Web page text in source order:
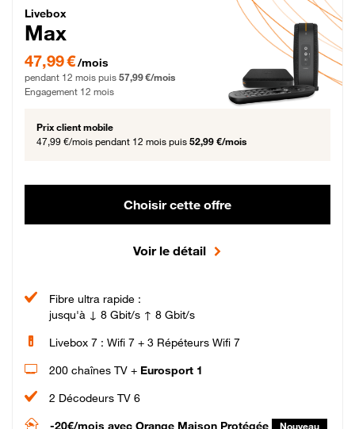
Livebox Max Fibre
Livebox
Max
47,99 € par mois pendant 12 mois puis 57,99 € par mois, Engagement 12 mois
47,99 €/mois
pendant 12 mois puis 57,99 €/mois
Engagement 12 mois
Prix client mobile
47,99 €/mois pendant 12 mois puis 52,99 €/mois
Choisir cette offre
Voir le détail
Fibre ultra rapide :
jusqu'à ↓ 8 Gbit/s ↑ 8 Gbit/s
Livebox 7 : Wifi 7 + 3 Répéteurs Wifi 7
200 chaînes TV + Eurosport 1
2 Décodeurs TV 6
-20€/mois avec Orange Maison Protégée Nouveau